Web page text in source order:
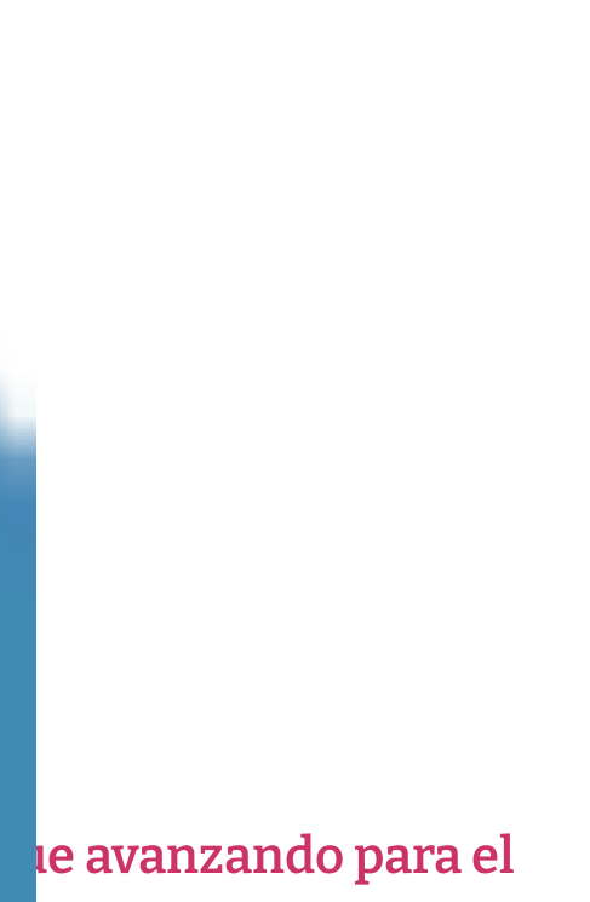
avanzando para el